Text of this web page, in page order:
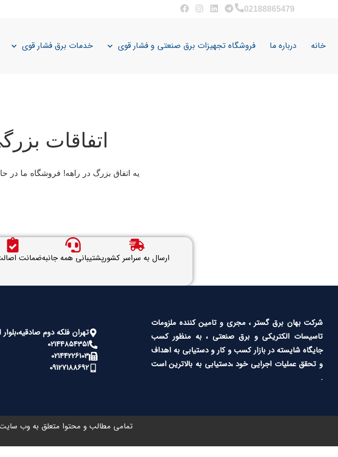
02188865479
خانه درباره ما فروشگاه تجهیزات برق صنعتی و فشار قوی خدمات برق فشار قوی
اتفاقات
یه اتفاق بزرگ در راهه! فروشگاه ما
ارسال به سراسر کشورپشتیبانی همه جانبهضمانت
شرکت بهان برق گستر ، مجری و تامین کننده ملزومات
تاسیسات الکتریکی و برق صنعتی ، به منظور کسب
جایگاه شایسته در بازار کسب و کار و دستیابی به اهداف
و تحقق عملیات اجرایی خود ،دستیابی به بالاترین است
.
تهران فلکه دوم
02144854351
02144226103
09127188692
تمامی مطالب و محتوا متعلق به وب